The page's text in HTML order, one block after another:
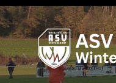
Skip
to
content